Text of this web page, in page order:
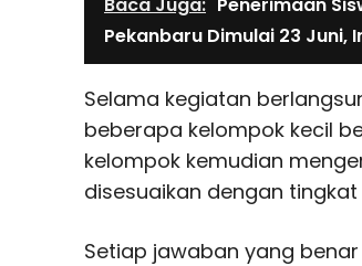
Pekanbaru Dimulai 23 Juni,
Selama kegiatan
beberapa kelompok kecil
kelompok kemudian
disesuaikan dengan
Setiap jawaban yang